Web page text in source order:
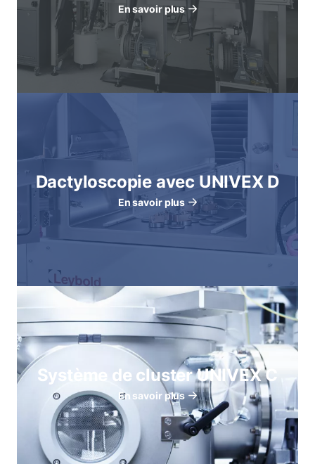
En savoir plus
Dactyloscopie avec UNIVEX D
En savoir plus
Système de cluster UNIVEX C
En savoir plus